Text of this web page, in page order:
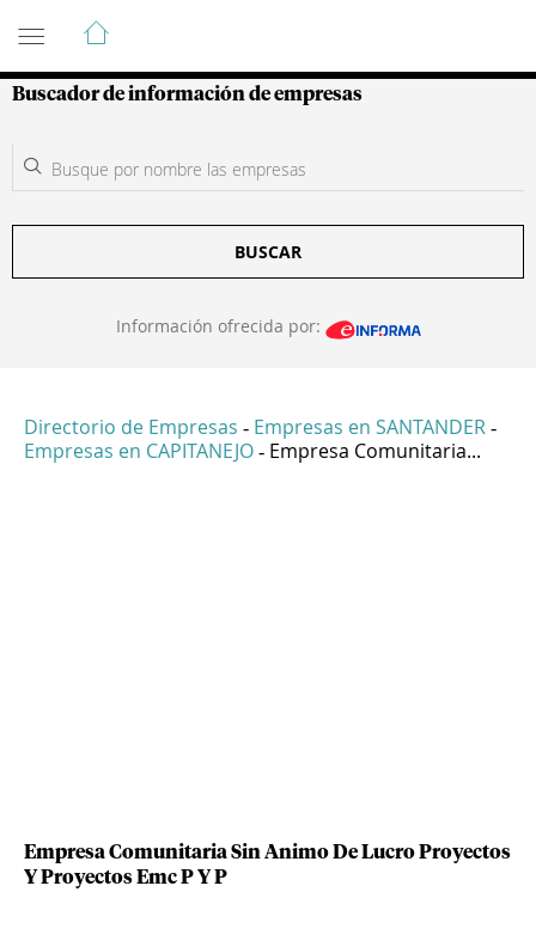
Guía de Empresas Colombianas
Buscador de información de empresas
BUSCAR
Información ofrecida por:
Directorio de Empresas - Empresas en SANTANDER -
Empresas en CAPITANEJO - Empresa Comunitaria...
Empresa Comunitaria Sin Animo De Lucro Proyectos
Y Proyectos Emc P Y P